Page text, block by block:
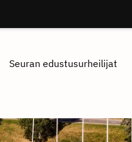
Seuran edustusurheilijat